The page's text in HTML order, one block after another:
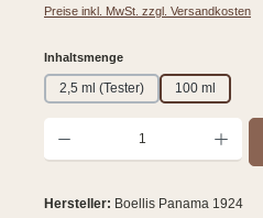
Preise inkl. MwSt. zzgl. Versandkosten
Inhaltsmengeauswählen
2,5 ml (Tester) 100 ml
Produkt Anzahl: Gib den gewünschten
Hersteller: Boellis Panama 1924